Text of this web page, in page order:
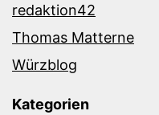
redaktion42
Thomas Matterne
Würzblog
Kategorien